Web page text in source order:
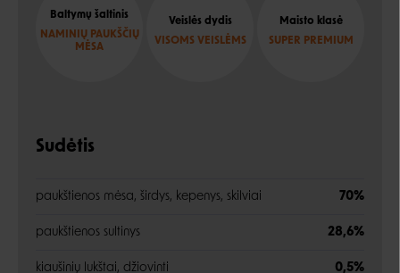
Baltymų šaltinis
NAMINIŲ PAUKŠČIŲ
MĖSA
Veislės dydis
VISOMS VEISLĖMS
Maisto klasė
SUPER PREMIUM
Sudėtis
paukštienos mėsa, širdys, kepenys, skilviai 70%
paukštienos sultinys 28,6%
kiaušinių lukštai, džiovinti 0,5%